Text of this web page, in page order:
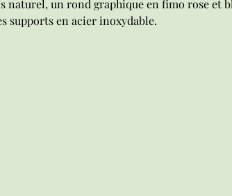
naturel, un rond graphique en fimo rose et
supports en acier inoxydable.